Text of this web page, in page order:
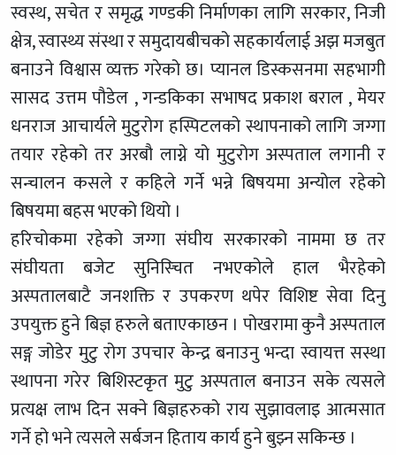
स्वस्थ, सचेत र समृद्ध गण्डकी निर्माणका लागि सरकार, निजी
क्षेत्र, स्वास्थ्य संस्था र समुदायबीचको सहकार्यलाई अझ मजबुत
बनाउने विश्वास व्यक्त गरेको छ। प्यानल डिस्कसनमा सहभागी
सासद उत्तम पौडेल , गन्डकिका सभाषद प्रकाश बराल , मेयर
धनराज आचार्यले मुटुरोग हस्पिटलको स्थापनाको लागि जग्गा
तयार रहेको तर अरबौ लाग्ने यो मुटुरोग अस्पताल लगानी र
सन्चालन कसले र कहिले गर्ने भन्ने बिषयमा अन्योल रहेको
बिषयमा बहस भएको थियो ।
हरिचोकमा रहेको जग्गा संघीय सरकारको नाममा छ तर
संघीयता बजेट सुनिस्चित नभएकोले हाल भैरहेको
अस्पतालबाटै जनशक्ति र उपकरण थपेर विशिष्ट सेवा दिनु
उपयुक्त हुने बिज्ञ हरुले बताएकाछन । पोखरामा कुनै अस्पताल
सङ्ग जोडेर मुटु रोग उपचार केन्द्र बनाउनु भन्दा स्वायत्त सस्था
स्थापना गरेर बिशिस्टकृत मुटु अस्पताल बनाउन सके त्यसले
प्रत्यक्ष लाभ दिन सक्ने बिज्ञहरुको राय सुझावलाइ आत्मसात
गर्ने हो भने त्यसले सर्बजन हिताय कार्य हुने बुझ्न सकिन्छ ।